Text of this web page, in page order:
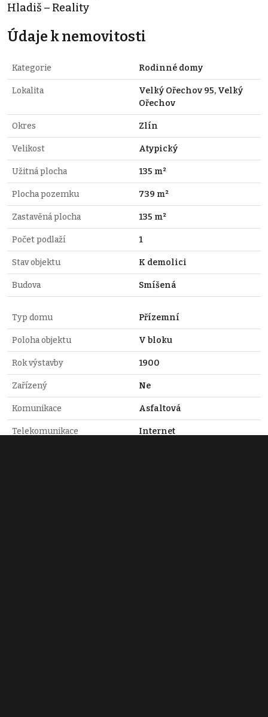
Hladiš – Reality
Údaje k nemovitosti
Kategorie Rodinné domy
Lokalita
Velký Ořechov 95, Velký
Ořechov
Okres Zlín
Velikost Atypický
Užitná plocha 135 m²
Plocha pozemku 739 m²
Zastavěná plocha 135 m²
Počet podlaží 1
Stav objektu K demolici
Budova Smíšená
Typ domu Přízemní
Poloha objektu V bloku
Rok výstavby 1900
Zařízený Ne
Komunikace Asfaltová
Telekomunikace Internet